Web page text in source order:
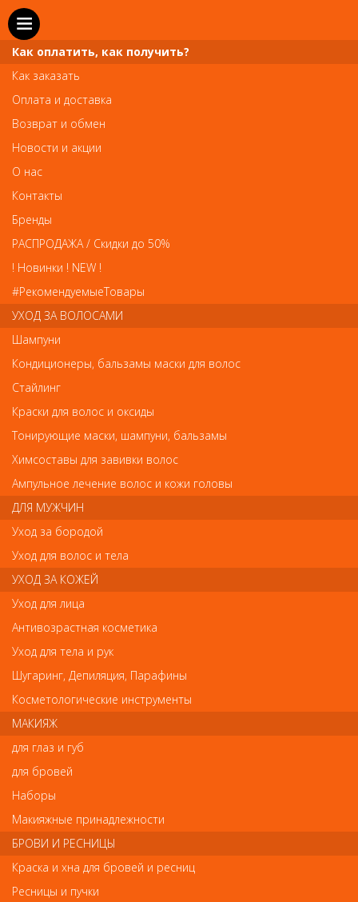
SEO
Деваль Шпильки тонкие волна черные
45мм/200гр SLT45VT-1/200
SLT45VT-1/200
648р.-
В закладки
Отзывы
Ваш отзыв станет первым
Напишите свой отзыв
Комментарий
Имя
Как оплатить, как получить?
Как заказать
Оплата и доставка
Возврат и обмен
Новости и акции
О нас
Контакты
Бренды
РАСПРОДАЖА / Скидки до 50%
! Новинки ! NEW !
#РекомендуемыеТовары
УХОД ЗА ВОЛОСАМИ
Шампуни
Кондиционеры, бальзамы маски для волос
Стайлинг
Краски для волос и оксиды
Тонирующие маски, шампуни, бальзамы
Химсоставы для завивки волос
Ампульное лечение волос и кожи головы
ДЛЯ МУЖЧИН
Уход за бородой
Уход для волос и тела
УХОД ЗА КОЖЕЙ
Уход для лица
Антивозрастная косметика
Уход для тела и рук
Шугаринг, Депиляция, Парафины
Косметологические инструменты
МАКИЯЖ
для глаз и губ
для бровей
Наборы
Макияжные принадлежности
БРОВИ И РЕСНИЦЫ
Краска и хна для бровей и ресниц
Ресницы и пучки